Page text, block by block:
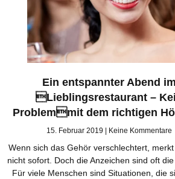
Ein entspannter Abend im
Lieblingsrestaurant –
Problemmit dem richtigen
15. Februar 2019 Keine Kommentare
Wenn sich das Gehör verschlechtert,
nicht sofort. Doch die Anzeichen sind oft
Für viele Menschen sind Situationen, die